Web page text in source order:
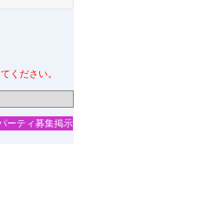
ください。
ーティ募集掲示